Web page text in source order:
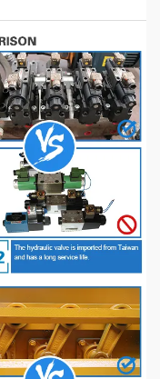
tłucznia, 30 kN